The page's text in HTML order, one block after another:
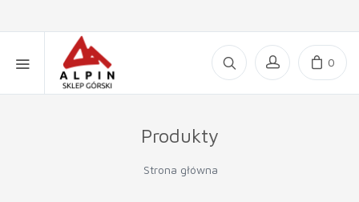
0
Produkty
Strona główna